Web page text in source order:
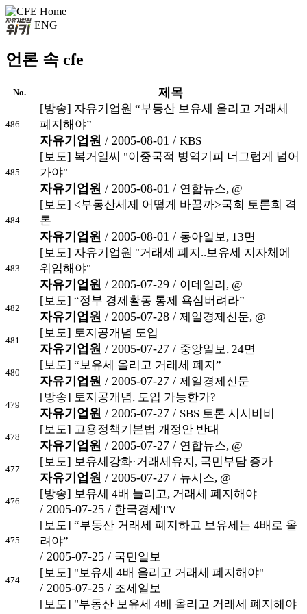
ENG
언론 속 cfe
No. 제목
486
[방송] 자유기업원 “부동산 보유세 올리고 거래세
폐지해야”
자유기업원 / 2005-08-01 / KBS
485
[보도] 복거일씨 "이중국적 병역기피 너그럽게 넘어
가야"
자유기업원 / 2005-08-01 / 연합뉴스, @
484
[보도] <부동산세제 어떻게 바꿀까>국회 토론회 격
론
자유기업원 / 2005-08-01 / 동아일보, 13면
483
[보도] 자유기업원 "거래세 폐지..보유세 지자체에
위임해야"
자유기업원 / 2005-07-29 / 이데일리, @
482
[보도] “정부 경제활동 통제 욕심버려라”
자유기업원 / 2005-07-28 / 제일경제신문, @
481
[보도] 토지공개념 도입
자유기업원 / 2005-07-27 / 중앙일보, 24면
480
[보도] “보유세 올리고 거래세 폐지”
자유기업원 / 2005-07-27 / 제일경제신문
479
[방송] 토지공개념, 도입 가능한가?
자유기업원 / 2005-07-27 / SBS 토론 시시비비
478
[보도] 고용정책기본법 개정안 반대
자유기업원 / 2005-07-27 / 연합뉴스, @
477
[보도] 보유세강화·거래세유지, 국민부담 증가
자유기업원 / 2005-07-27 / 뉴시스, @
476
[방송] 보유세 4배 늘리고, 거래세 폐지해야
/ 2005-07-25 / 한국경제TV
475
[보도] “부동산 거래세 폐지하고 보유세는 4배로 올
려야”
/ 2005-07-25 / 국민일보
474
[보도] "보유세 4배 올리고 거래세 폐지해야"
/ 2005-07-25 / 조세일보
[보도] "부동산 보유세 4배 올리고 거래세 폐지해야